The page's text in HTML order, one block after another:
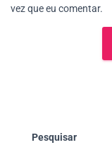
vez que eu comentar.
Pesquisar